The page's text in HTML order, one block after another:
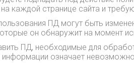
каждой странице сайта и
ПД могут быть
он обнаружит на момент
ПД, необходимые для
означает